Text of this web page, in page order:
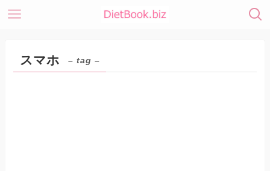
スマホ – tag –